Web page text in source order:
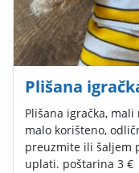
Plišana
Plišana igračka,
malo korišteno,
preuzmite ili šaljem
uplati. poštarina 3 €